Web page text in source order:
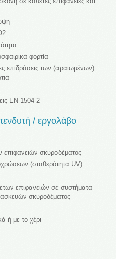
φορτία
επιδράσεις των (αραιωμένων)
EN 1504-2
/ εργολάβο
επιφανειών σκυροδέματος
(σταθερότητα UV)
επιφανειών σε συστήματα
σκυροδέματος
ή με το χέρι